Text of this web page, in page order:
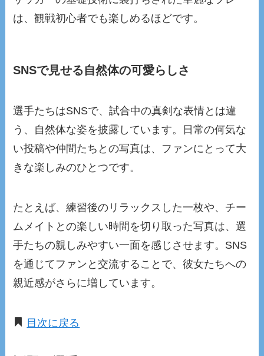
は、観戦初心者でも楽しめるほどです。
SNSで見せる自然体の可愛らしさ
選手たちはSNSで、試合中の真剣な表情とは違
う、自然体な姿を披露しています。日常の何気な
い投稿や仲間たちとの写真は、ファンにとって大
きな楽しみのひとつです。
たとえば、練習後のリラックスした一枚や、チー
ムメイトとの楽しい時間を切り取った写真は、選
手たちの親しみやすい一面を感じさせます。SNS
を通じてファンと交流することで、彼女たちへの
親近感がさらに増しています。
目次に戻る